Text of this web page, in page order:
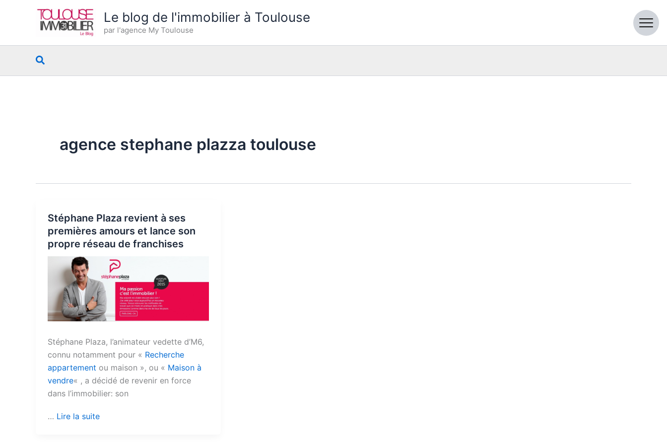
Le blog de l'immobilier à Toulouse
par l'agence My Toulouse
Rechercher
agence stephane plazza toulouse
Stéphane Plaza revient à ses
premières amours et lance son
propre réseau de franchises
Stéphane Plaza, l’animateur vedette d’M6,
connu notamment pour « Recherche
appartement ou maison », ou « Maison à
vendre« , a décidé de revenir en force
dans l’immobilier: son
… Lire la suite